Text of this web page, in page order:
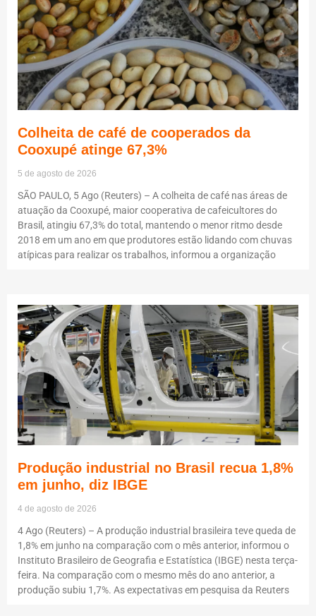
Colheita de café de cooperados da
Cooxupé atinge 67,3%
5 de agosto de 2026
SÃO PAULO, 5 Ago (Reuters) – A colheita de café nas áreas de
atuação da Cooxupé, maior cooperativa de cafeicultores do
Brasil, atingiu 67,3% do total, mantendo o menor ritmo desde
2018 em um ano em que produtores estão lidando com chuvas
atípicas para realizar os trabalhos, informou a organização
Produção industrial no Brasil recua 1,8%
em junho, diz IBGE
4 de agosto de 2026
4 Ago (Reuters) – A produção industrial brasileira teve queda de
1,8% em junho na comparação com o mês anterior, informou o
Instituto Brasileiro de Geografia e Estatística (IBGE) nesta terça-
feira. Na comparação com o mesmo mês do ano anterior, a
produção subiu 1,7%. As expectativas em pesquisa da Reuters